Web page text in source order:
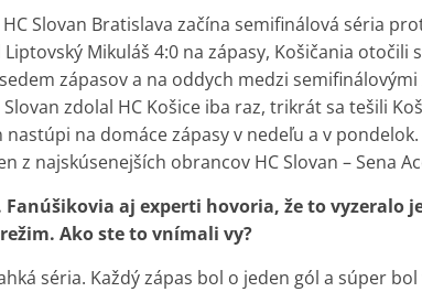
Slovan Bratislava začína semifinálová séria
Mikuláš 4:0 na zápasy, Košičania otočili
zápasov a na oddych medzi
zdolal HC Košice iba raz, trikrát sa tešili
na domáce zápasy v nedeľu a v pondelok.
z najskúsenejších obrancov HC Slovan – Sena
aj experti hovoria, že to vyzeralo
Ako ste to vnímali vy?
séria. Každý zápas bol o jeden gól a súper